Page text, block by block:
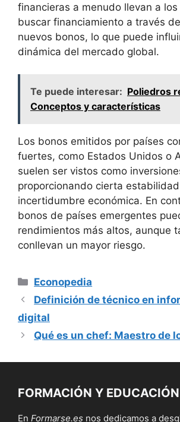
financieras a menudo⁢ llevan ‌a
‌buscar financiamiento a través⁤
nuevos bonos,⁢ lo que puede
dinámica del mercado global.
Te puede interesar: Poliedros
Conceptos y características
Los bonos⁢ emitidos por países⁢
fuertes, como Estados‍ Unidos o
suelen ser vistos como
proporcionando cierta
incertidumbre económica. En
bonos de países emergentes‌
rendimientos más altos, ⁢aunque
⁢conllevan un mayor⁤ riesgo.
Categorías
Econopedia
Definición de técnico en
digital
Qué es un chef: Maestro de
FORMACIÓN Y EDUCACIÓN
En Formarse.es nos dedicamos a